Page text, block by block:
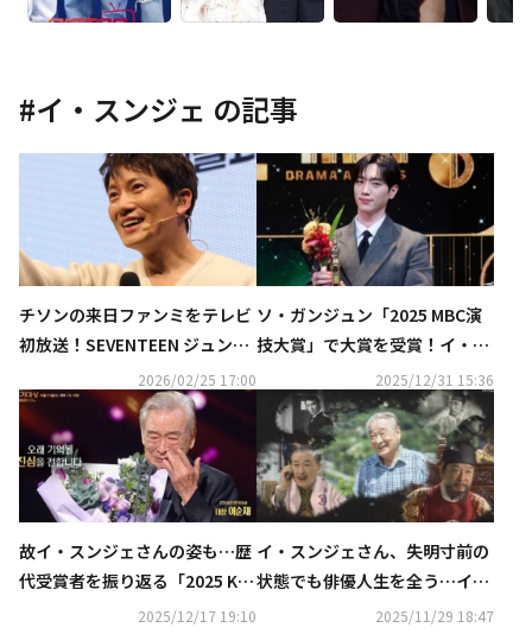
#イ・スンジェ の記事
チソンの来日ファンミをテレビ
初放送！SEVENTEEN ジュン出
演バラエティ＆日本初放送ドラ
マも…3月の衛星劇場は見どこ
ろ満載
2026/02/25 17:00
ソ・ガンジュン「2025 MBC演
技大賞」で大賞を受賞！イ・ス
ンジェさんの受賞に“先生、愛
しています”
2025/12/31 15:36
故イ・スンジェさんの姿も…歴
代受賞者を振り返る「2025 KB
S演技大賞」第2弾予告映像が公
2025/12/17 19:10
イ・スンジェさん、失明寸前の
状態でも俳優人生を全う…イ・
スンギからイ・ソジンまで、温
2025/11/29 18:47